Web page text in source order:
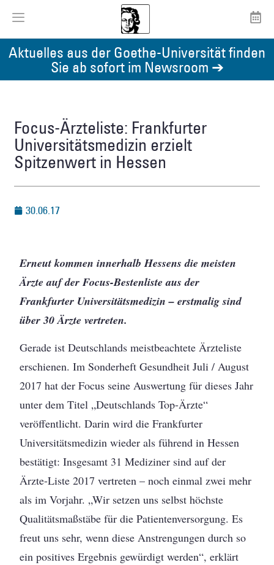
Aktuelles aus der Goethe-Universität finden
Sie ab sofort im Newsroom ➔
Focus-Ärzteliste: Frankfurter
Universitätsmedizin erzielt
Spitzenwert in Hessen
30.06.17
Erneut kommen innerhalb Hessens die meisten
Ärzte auf der Focus-Bestenliste aus der
Frankfurter Universitätsmedizin – erstmalig sind
über 30 Ärzte vertreten.
Gerade ist Deutschlands meistbeachtete Ärzteliste
erschienen. Im Sonderheft Gesundheit Juli / August
2017 hat der Focus seine Auswertung für dieses Jahr
unter dem Titel „Deutschlands Top-Ärzte“
veröffentlicht. Darin wird die Frankfurter
Universitätsmedizin wieder als führend in Hessen
bestätigt: Insgesamt 31 Mediziner sind auf der
Ärzte-Liste 2017 vertreten – noch einmal zwei mehr
als im Vorjahr. „Wir setzen uns selbst höchste
Qualitätsmaßstäbe für die Patientenversorgung. Es
freut uns sehr, wenn diese Anstrengungen durch so
ein positives Ergebnis gewürdigt werden“, erklärt